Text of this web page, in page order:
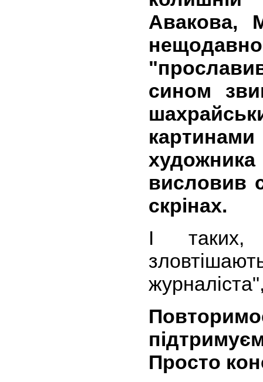
Авакова,
сином
висловив
скрінах.
І таких,
Просто